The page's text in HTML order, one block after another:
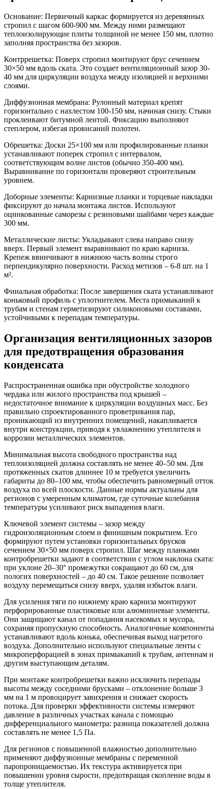
Основание: Первичный каркас формируется из деревянных
стропил с шагом 600-900 мм. Между ними размещают
теплоизолирующие плиты толщиной не менее 150 мм, плотно
заполняя пространства без зазоров.
Контррешетка: Поверх стропил монтируют брус сечением
30×50 мм вдоль ската. Это создает вентиляционный зазор 30-
40 мм для циркуляции воздуха между изоляцией и верхними
слоями.
Диффузионная мембрана: Рулонный материал крепят
горизонтально с нахлестом 100-150 мм, начиная снизу. Стыки
проклеивают битумной лентой. Фиксацию выполняют
степлером, избегая провисаний полотен.
Обрешетка: Доски 25×100 мм или профилированные планки
устанавливают поперек стропил с интервалом,
соответствующим волне листов (обычно 350-400 мм).
Выравнивание по горизонтали проверяют строительным
уровнем.
Доборные элементы: Карнизные планки и торцевые накладки
фиксируют до начала монтажа листов. Используют
оцинкованные саморезы с резиновыми шайбами через каждые
300 мм.
Металлические листы: Укладывают слева направо снизу
вверх. Первый элемент выравнивают по краю карниза.
Крепеж ввинчивают в нижнюю часть волны строго
перпендикулярно поверхности. Расход метизов – 6-8 шт. на 1
м².
Финальная обработка: После завершения ската устанавливают
коньковый профиль с уплотнителем. Места примыканий к
трубам и стенам герметизируют силиконовыми составами,
устойчивыми к перепадам температуры.
Организация вентиляционных зазоров
для предотвращения образования
конденсата
Распространенная ошибка при обустройстве холодного
чердака или жилого пространства под крышей –
недостаточное внимание к циркуляции воздушных масс. Без
правильно спроектированного проветривания пар,
проникающий из внутренних помещений, накапливается
внутри конструкции, приводя к увлажнению утеплителя и
коррозии металлических элементов.
Минимальная высота свободного пространства над
теплоизоляцией должна составлять не менее 40–50 мм. Для
протяженных скатов длиннее 10 м требуется увеличить
габариты до 80–100 мм, чтобы обеспечить равномерный отток
воздуха по всей плоскости. Данные нормы актуальны для
регионов с умеренным климатом, где суточные колебания
температуры усиливают риск выпадения влаги.
Ключевой элемент системы – зазор между
гидроизоляционным слоем и финишным покрытием. Его
формируют путем установки горизонтальных брусков
сечением 30×50 мм поверх стропил. Шаг между планками
контробрешетки задают в соответствии с углом наклона ската:
при уклоне 20–30° промежутки сокращают до 60 см, для
пологих поверхностей – до 40 см. Такое решение позволяет
воздуху перемещаться снизу вверх, удаляя избыток влаги.
Для усиления тяги по нижнему краю карниза монтируют
перфорированные пластиковые или алюминиевые элементы.
Они защищают канал от попадания насекомых и мусора,
сохраняя пропускную способность. Аналогичные компоненты
устанавливают вдоль конька, обеспечивая выход нагретого
воздуха. Дополнительно используют специальные ленты с
микроперфорацией в зонах примыканий к трубам, антеннам и
другим выступающим деталям.
При монтаже контробрешетки важно исключить перепады
высоты между соседними брусками – отклонение больше 3
мм на 1 м провоцирует завихрения и снижает скорость
потока. Для проверки эффективности системы измеряют
давление в различных участках канала с помощью
дифференциального манометра: разница показателей должна
составлять не менее 1,5 Па.
Для регионов с повышенной влажностью дополнительно
применяют диффузионные мембраны с переменной
паропроницаемостью. Их текстура активируется при
повышении уровня сырости, предотвращая скопление воды в
толще утеплителя.